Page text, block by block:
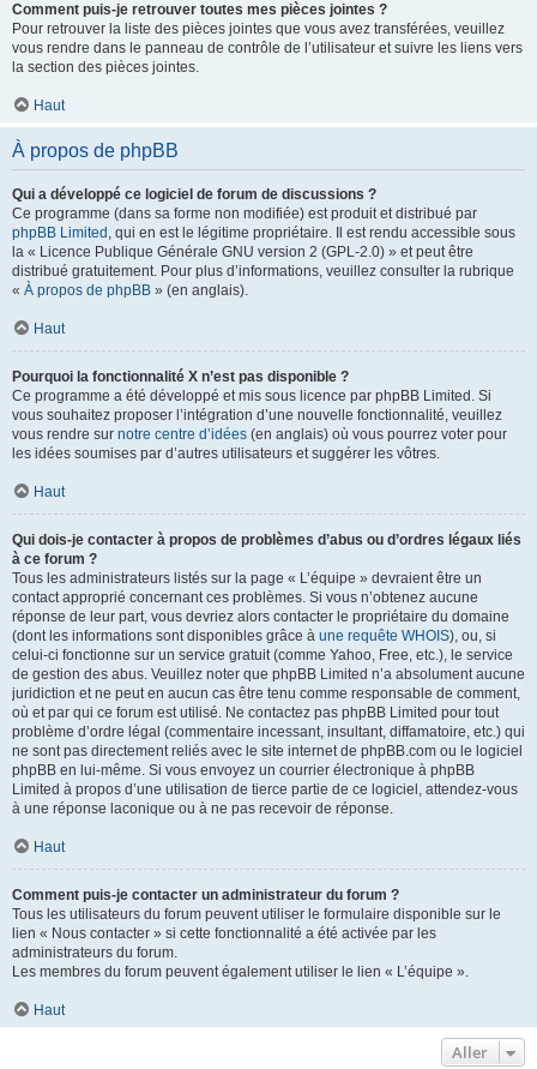
Comment puis-je retrouver toutes mes pièces jointes ?
Pour retrouver la liste des pièces jointes que vous avez transférées, veuillez
vous rendre dans le panneau de contrôle de l’utilisateur et suivre les liens vers
la section des pièces jointes.
Haut
À propos de phpBB
Qui a développé ce logiciel de forum de discussions ?
Ce programme (dans sa forme non modifiée) est produit et distribué par
phpBB Limited , qui en est le légitime propriétaire. Il est rendu accessible sous
la « Licence Publique Générale GNU version 2 (GPL-2.0) » et peut être
distribué gratuitement. Pour plus d’informations, veuillez consulter la rubrique
« À propos de phpBB » (en anglais).
Haut
Pourquoi la fonctionnalité X n’est pas disponible ?
Ce programme a été développé et mis sous licence par phpBB Limited. Si
vous souhaitez proposer l’intégration d’une nouvelle fonctionnalité, veuillez
vous rendre sur notre centre d’idées (en anglais) où vous pourrez voter pour
les idées soumises par d’autres utilisateurs et suggérer les vôtres.
Haut
Qui dois-je contacter à propos de problèmes d’abus ou d’ordres légaux liés
à ce forum ?
Tous les administrateurs listés sur la page « L’équipe » devraient être un
contact approprié concernant ces problèmes. Si vous n’obtenez aucune
réponse de leur part, vous devriez alors contacter le propriétaire du domaine
(dont les informations sont disponibles grâce à une requête WHOIS), ou, si
celui-ci fonctionne sur un service gratuit (comme Yahoo, Free, etc.), le service
de gestion des abus. Veuillez noter que phpBB Limited n’a absolument aucune
juridiction et ne peut en aucun cas être tenu comme responsable de comment,
où et par qui ce forum est utilisé. Ne contactez pas phpBB Limited pour tout
problème d’ordre légal (commentaire incessant, insultant, diffamatoire, etc.) qui
ne sont pas directement reliés avec le site internet de phpBB.com ou le logiciel
phpBB en lui-même. Si vous envoyez un courrier électronique à phpBB
Limited à propos d’une utilisation de tierce partie de ce logiciel, attendez-vous
à une réponse laconique ou à ne pas recevoir de réponse.
Haut
Comment puis-je contacter un administrateur du forum ?
Tous les utilisateurs du forum peuvent utiliser le formulaire disponible sur le
lien « Nous contacter » si cette fonctionnalité a été activée par les
administrateurs du forum.
Les membres du forum peuvent également utiliser le lien « L’équipe ».
Haut
Aller